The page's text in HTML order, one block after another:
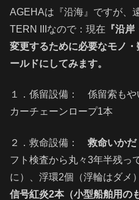
AGEHAは『沿海』ですが、
TERN IIIなので：現在 『沿
変更するために必要なモノ
ールドにしてみます。
１．係留設備： 係留索もや
カーチェーンロープ1本
２．救命設備：救命いかだ
フト検査から丸々3年半残っ
に）、浮環2個（浮輪はダメ
信号紅炎2本（小型船舶用の